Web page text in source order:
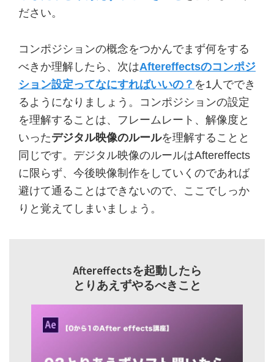
ださい。
コンポジションの概念をつかんでまず何をする
べきか理解したら、次はAftereffectsのコンポジ
ション設定ってなにすればいいの？ を1人ででき
るようになりましょう。コンポジションの設定
を理解することは、フレームレート、解像度と
いったデジタル映像のルールを理解することと
同じです。デジタル映像のルールはAftereffects
に限らず、今後映像制作をしていくのであれば
避けて通ることはできないので、ここでしっか
りと覚えてしまいましょう。
Aftereffectsを起動したら
とりあえずやるべきこと